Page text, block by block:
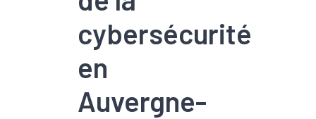
cybersécurité
en
Auvergne-